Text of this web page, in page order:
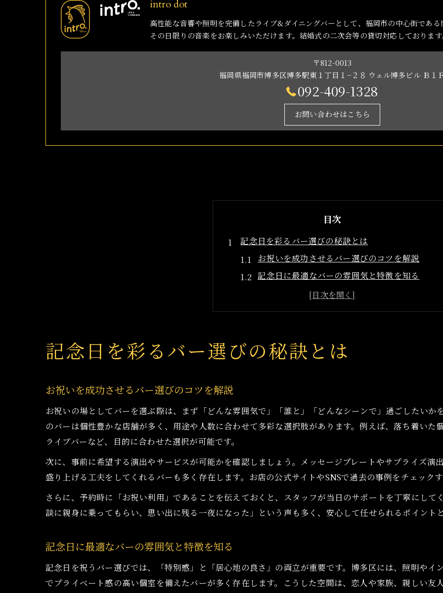
intro dot
高性能な音響や照明を完備したライブ&ダイニングバーとして、福岡市の中心街であ
その日限りの音楽をお楽しみいただけます。結婚式の二次会等の貸切対応しておりま
〒812-0013
福岡県福岡市博多区博多駅東１丁目１−２８ ウェル博多ビル Ｂ１
092-409-1328
お問い合わせはこちら
目次
記念日を彩るバー選びの秘訣とは
お祝いを成功させるバー選びのコツを解説
記念日に最適なバーの雰囲気と特徴を知る
バーで思い出に残るお祝いを実現する方法
博多区で注目のバー選びのポイントを紹介
特別な夜を演出する博多区のバー体験
バーならではの特別感を味わう夜の過ごし方
忘れられない夜を演出するバー体験のポイント
サプライズ演出が楽しめるバーの選び方の秘訣
雰囲気重視のバーが叶える理想のお祝いシーン
お祝いが映えるバーの空間演出ポイントを紹介
記念日に選びたいバーの雰囲気とはどんなもの
バーの照明やインテリアが生み出す特別な空間
バーでサプライズを成功させる計画のコツ
お祝いにぴったりなバーの活用事例を紹介
記念日を彩るバー選びの秘訣とは
お祝いを成功させるバー選びのコツを解説
お祝いの場としてバーを選ぶ際は、まず「どんな雰囲気で」「誰と」「どんなシーンで」過ごしたいか
のバーは個性豊かな店舗が多く、用途や人数に合わせて多彩な選択肢があります。例えば、落ち着いた
ライブバーなど、目的に合わせた選択が可能です。
次に、事前に希望する演出やサービスが可能かを確認しましょう。メッセージプレートやサプライズ演
盛り上げる工夫をしてくれるバーも多く存在します。お店の公式サイトやSNSで過去の事例をチェック
さらに、予約時に「お祝い利用」であることを伝えておくと、スタッフが当日のサポートを丁寧にして
談に親身に乗ってもらい、思い出に残る一夜になった」という声も多く、安心して任せられるポイント
記念日に最適なバーの雰囲気と特徴を知る
記念日を祝うバー選びでは、「特別感」と「居心地の良さ」の両立が重要です。博多区には、照明やイ
でプライベート感の高い個室を備えたバーが多く存在します。こうした空間は、恋人や家族、親しい友